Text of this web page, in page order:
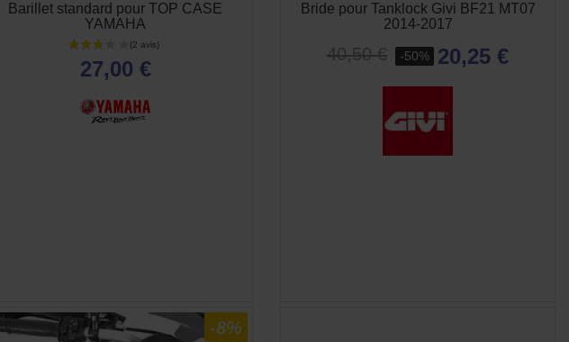
Barillet standard pour TOP CASE
YAMAHA
27,00 €
Bride pour Tanklock Givi BF21 MT07
2014-2017
40,50 € -50% 20,25 €
-8%